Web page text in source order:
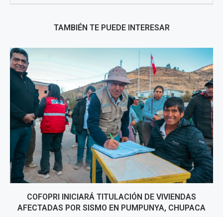
TAMBIÉN TE PUEDE INTERESAR
COFOPRI INICIARÁ TITULACIÓN DE VIVIENDAS
AFECTADAS POR SISMO EN PUMPUNYA, CHUPACA